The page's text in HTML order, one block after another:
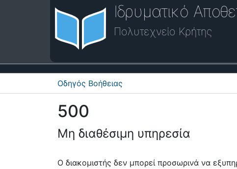
Ιδρυματικό
Πολυτεχνείο Κρήτης
Οδηγός Βοήθειας
500
Μη διαθέσιμη υπηρεσία
Ο διακομιστής δεν μπορεί προσωρινά να